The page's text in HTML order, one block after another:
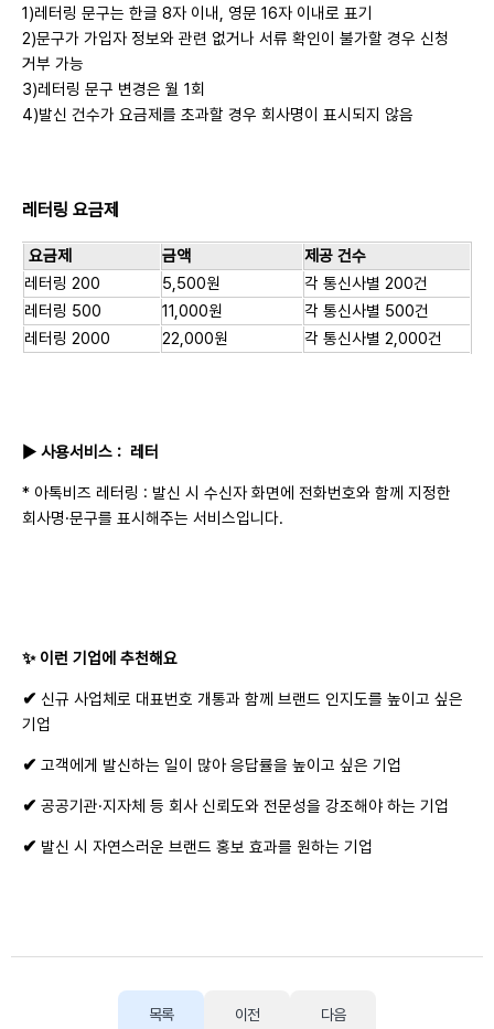
1)레터링 문구는 한글 8자 이내, 영문 16자 이내로 표기
2)문구가 가입자 정보와 관련 없거나 서류 확인이 불가할 경우 신청
거부 가능
3)레터링 문구 변경은 월 1회
4)발신 건수가 요금제를 초과할 경우 회사명이 표시되지 않음
레터링 요금제
요금제 금액
제공 건수
레터링 200
5,500원
각 통신사별 200건
레터링 500
11,000원
각 통신사별 500건
레터링 2000
22,000원 각 통신사별 2,000건
▶ 사용서비스 : 레터
* 아톡비즈 레터링 : 발신 시 수신자 화면에 전화번호와 함께 지정한
회사명·문구를 표시해주는 서비스입니다.
✨이런 기업에 추천해요
✔ 신규 사업체로 대표번호 개통과 함께 브랜드 인지도를 높이고 싶은
기업
✔ 고객에게 발신하는 일이 많아 응답률을 높이고 싶은 기업
✔ 공공기관·지자체 등 회사 신뢰도와 전문성을 강조해야 하는 기업
✔ 발신 시 자연스러운 브랜드 홍보 효과를 원하는 기업
목록 이전 다음